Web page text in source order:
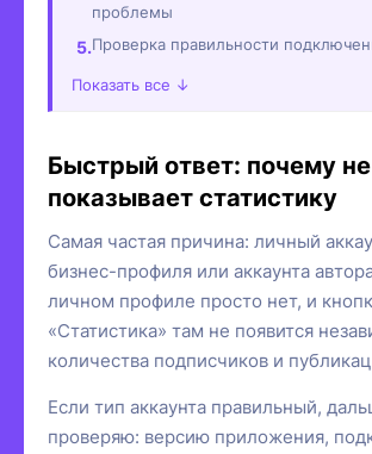
проблемы
Проверка правильности
Показать все ↓
Быстрый ответ: почему не
показывает статистику
Самая частая причина: личный
бизнес-профиля или аккаунта
личном профиле просто нет, и
«Статистика» там не появится
количества подписчиков и
Если тип аккаунта правильный,
проверяю: версию приложения,